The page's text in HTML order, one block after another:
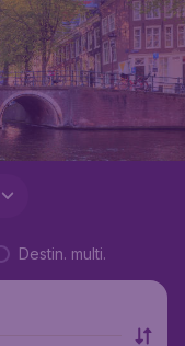
Destin. multi.